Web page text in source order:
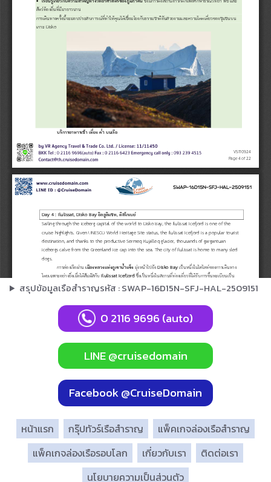
สรุปข้อมูลเรือสำราญรหัส : SWAP-16D15N-SFJ-HAL-2509151
0 2116 9696 (auto)
LINE @cruisedomain
Facebook @CruiseDomain
หน้าแรก กรุ๊ปทัวร์เรือสำราญ
แพ็คเกจล่องเรือสำราญ
แพ็คเกจล่องเรือรอบโลก
เกี่ยวกับเรา
ติดต่อเรา
นโยบายความเป็นส่วนตัว